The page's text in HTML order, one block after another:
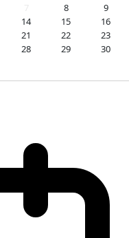
8
9
14 15
16
21 22
23
28 29
30